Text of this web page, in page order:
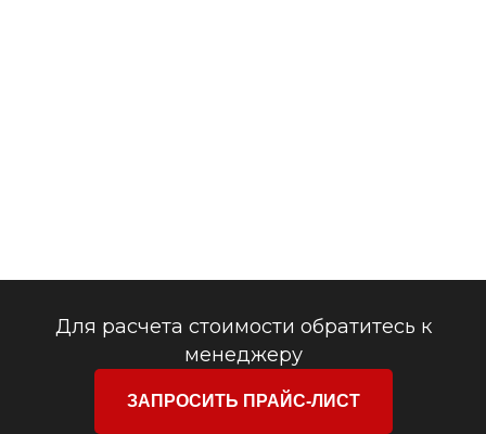
Для расчета стоимости обратитесь к
менеджеру
ЗАПРОСИТЬ ПРАЙС-ЛИСТ